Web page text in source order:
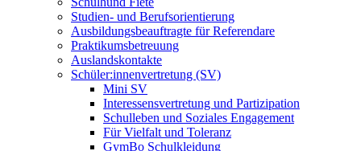
Studien- und Berufsorientierung
Ausbildungsbeauftragte für Referendare
Praktikumsbetreuung
Auslandskontakte
Schüler:innenvertretung (SV)
Mini SV
Interessensvertretung und Partizipation
Schulleben und Soziales Engagement
Für Vielfalt und Toleranz
GymBo Schulkleidung